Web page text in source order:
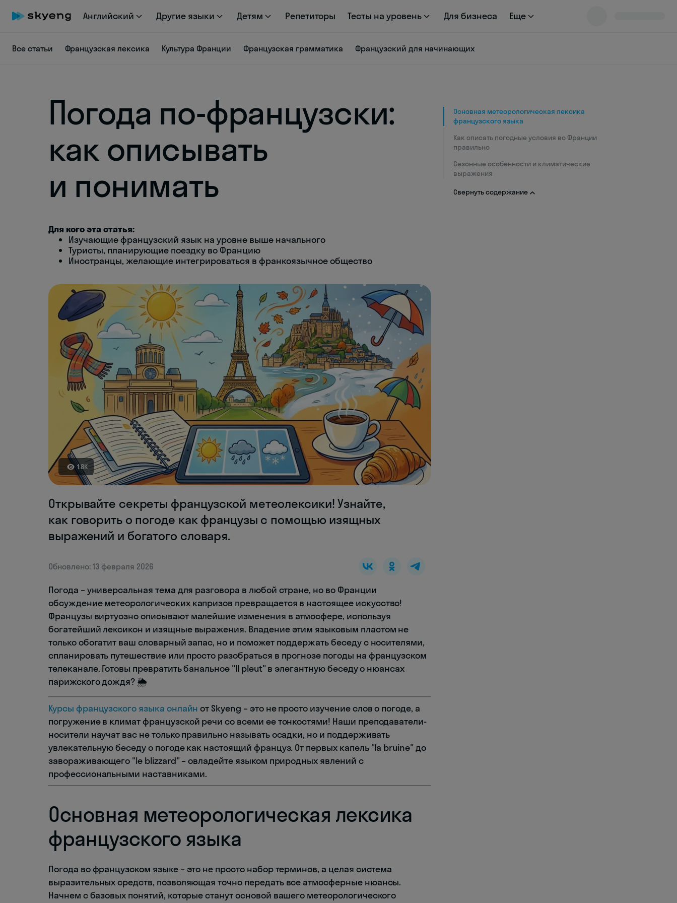
Английский Другие языки Детям Репетиторы Тесты на уровень Для бизнеса Еще
Все статьи Французская лексика Культура Франции Французская грамматика Французский для начинающих
Погода по-французски:
как описывать
и понимать
Для кого эта статья:
Изучающие французский язык на уровне выше начального
Туристы, планирующие поездку во Францию
Иностранцы, желающие интегрироваться в франкоязычное общество
1.8K
Открывайте секреты французской метеолексики! Узнайте,
как говорить о погоде как французы с помощью изящных
выражений и богатого словаря.
Обновлено: 13 февраля 2026
Погода – универсальная тема для разговора в любой стране, но во Франции
обсуждение метеорологических капризов превращается в настоящее искусство!
Французы виртуозно описывают малейшие изменения в атмосфере, используя
богатейший лексикон и изящные выражения. Владение этим языковым пластом не
только обогатит ваш словарный запас, но и поможет поддержать беседу с носителями,
спланировать путешествие или просто разобраться в прогнозе погоды на французском
телеканале. Готовы превратить банальное "Il pleut" в элегантную беседу о нюансах
парижского дождя? 🌦️
Курсы французского языка онлайн от Skyeng – это не просто изучение слов о погоде, а
погружение в климат французской речи со всеми ее тонкостями! Наши преподаватели-
носители научат вас не только правильно называть осадки, но и поддерживать
увлекательную беседу о погоде как настоящий француз. От первых капель "la bruine" до
завораживающего "le blizzard" – овладейте языком природных явлений с
профессиональными наставниками.
Основная метеорологическая лексика
французского языка
Погода во французском языке – это не просто набор терминов, а целая система
выразительных средств, позволяющая точно передать все атмосферные нюансы.
Начнем с базовых понятий, которые станут основой вашего метеорологического
Основная метеорологическая лексика
французского языка
Как описать погодные условия во Франции
правильно
Сезонные особенности и климатические
выражения
Свернуть содержание